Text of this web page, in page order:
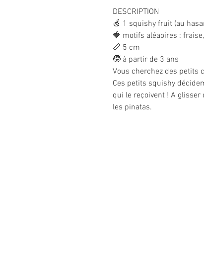
DESCRIPTION
🍏 1 squishy fruit (au
🍓 motifs aléaoires :
📏 5 cm
🧒 à partir de 3 ans
Vous cherchez des petits
Ces petits squishy
qui le reçoivent ! A
les pinatas.